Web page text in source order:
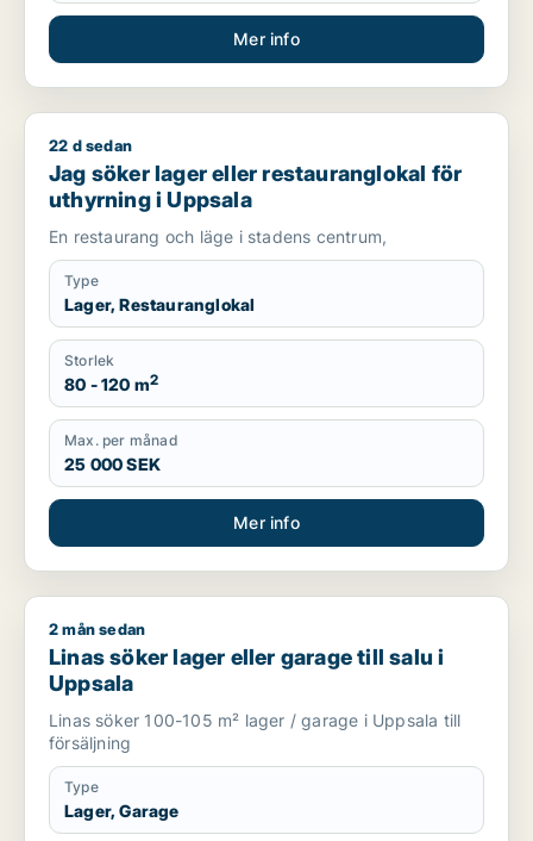
Mer info
Jag söker lager eller restauranglokal för uthyrning i Uppsala
22 d sedan
Jag söker lager eller restauranglokal för
uthyrning i Uppsala
En restaurang och läge i stadens centrum,
Type
Lager, Restauranglokal
Storlek
80 - 120 m2
Max. per månad
25 000 SEK
Mer info
Linas söker lager eller garage till salu i Uppsala
2 mån sedan
Linas söker lager eller garage till salu i
Uppsala
Linas söker 100-105 m² lager / garage i Uppsala till
försäljning
Type
Lager, Garage